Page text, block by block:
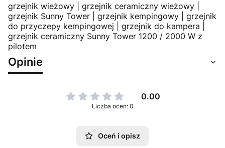
grzejnik wieżowy | grzejnik ceramiczny wieżowy |
grzejnik Sunny Tower | grzejnik kempingowy | grzejnik
do przyczepy kempingowej | grzejnik do kampera |
grzejnik ceramiczny Sunny Tower 1200 / 2000 W z
pilotem
Opinie
0.00
Liczba ocen: 0
Oceń i opisz